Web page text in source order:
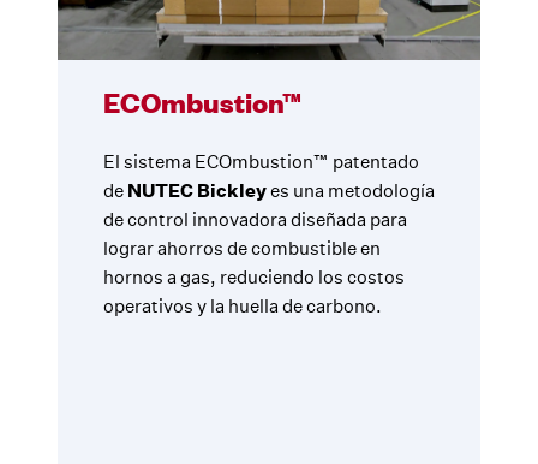
ECOmbustion™
El sistema ECOmbustion™ patentado
de NUTEC Bickleyes una metodología
de control innovadora diseñada para
lograr ahorros de combustible en
hornos a gas, reduciendo los costos
operativos y la huella de carbono.